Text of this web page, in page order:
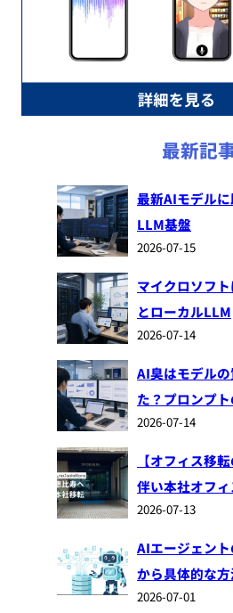
最新記
最新AIモデル
LLM基盤
2026-07-15
マイクロソフ
とローカルLLM
2026-07-14
AI臭はモデル
た？プロンプ
2026-07-14
【オフィス移
伴い本社オフ
2026-07-13
AIエージェン
から具体的な
2026-07-01